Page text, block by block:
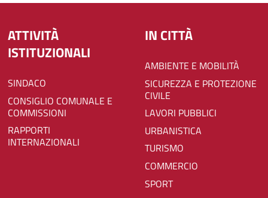
ATTIVITÀ
ISTITUZIONALI
SINDACO
CONSIGLIO COMUNALE E
COMMISSIONI
RAPPORTI
INTERNAZIONALI
IN CITTÀ
AMBIENTE E MOBILITÀ
SICUREZZA E PROTEZIONE
CIVILE
LAVORI PUBBLICI
URBANISTICA
TURISMO
COMMERCIO
SPORT